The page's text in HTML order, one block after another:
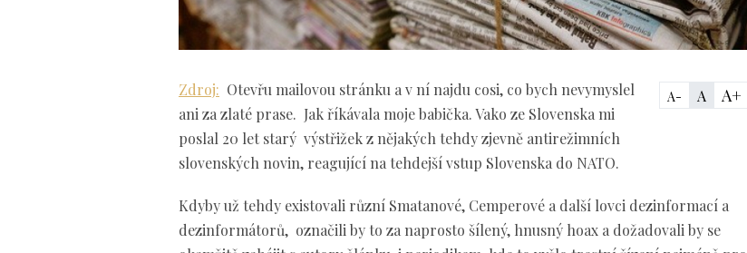
A- A A+
Zdroj: Otevřu mailovou stránku a v ní najdu cosi, co bych nevymyslel
ani za zlaté prase. Jak říkávala moje babička. Vako ze Slovenska mi
poslal 20 let starý výstřižek z nějakých tehdy zjevně antirežimních
slovenských novin, reagující na tehdejší vstup Slovenska do NATO.
Kdyby už tehdy existovali různí Smatanové, Cemperové a další lovci dezinformací a
dezinformátorů, označili by to za naprosto šílený, hnusný hoax a dožadovali by se